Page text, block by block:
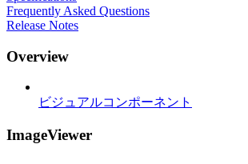
Frequently Asked Questions
Release Notes
Overview
ビジュアルコンポーネント
ImageViewer